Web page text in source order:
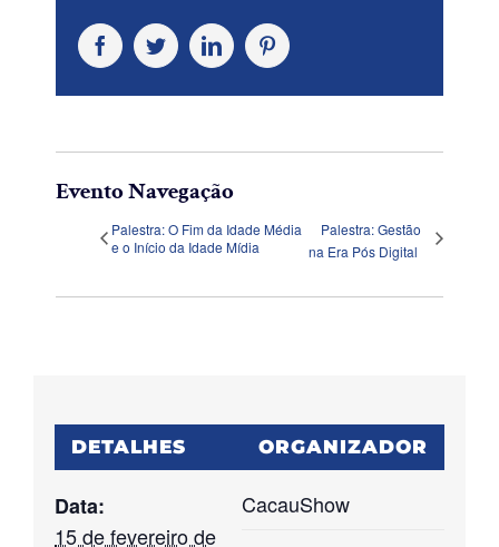
FacebookTwitterLinkedInPinterest
Evento Navegação
Palestra: O Fim da Idade Média
e o Início da Idade Mídia
Palestra: Gestão
na Era Pós Digital
DETALHES
Data:
15 de fevereiro de
ORGANIZADOR
CacauShow